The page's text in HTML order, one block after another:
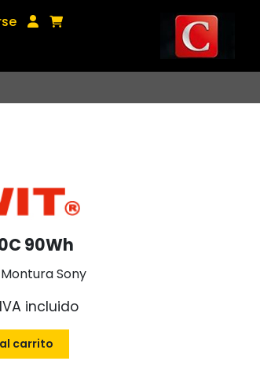
90Wh
Sony
IVA incluido
carrito